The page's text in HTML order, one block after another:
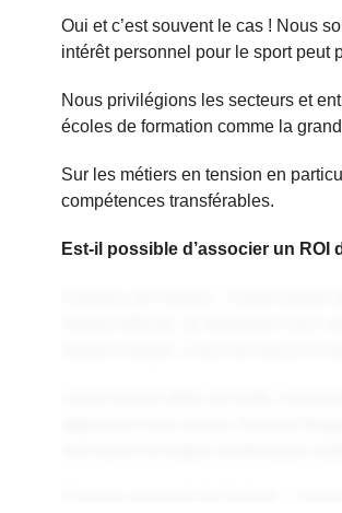
Oui et c’est souvent le cas ! Nous
intérêt personnel pour le sport peut
Nous privilégions les secteurs et
écoles de formation comme la
Sur les métiers en tension en
compétences transférables.
Est-il possible d’associer un
mauris ultrices, ac dignissim nunc
dignissim nunc auctor. Aenean
non lacus id magna scelerisque